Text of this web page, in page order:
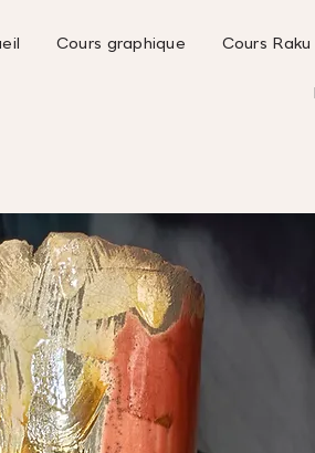
Cours graphique Cours Raku